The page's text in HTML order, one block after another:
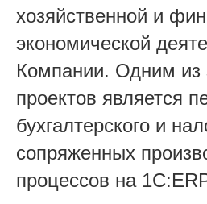
хозяйственной и
экономической
Компании. Одним из
проектов является
бухгалтерского и
сопряженных
процессов на